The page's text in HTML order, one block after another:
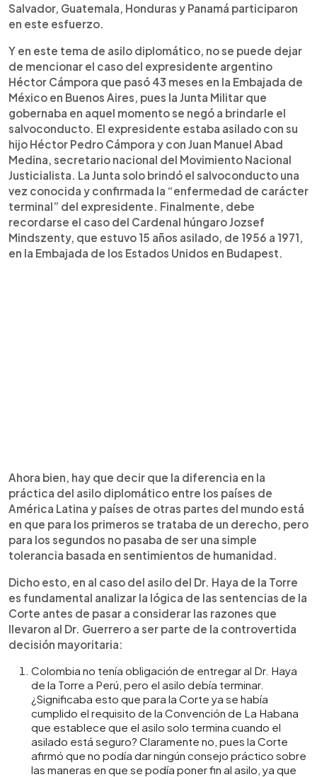
Salvador, Guatemala, Honduras y Panamá participaron
en este esfuerzo.
Y en este tema de asilo diplomático, no se puede dejar
de mencionar el caso del expresidente argentino
Héctor Cámpora que pasó 43 meses en la Embajada de
México en Buenos Aires, pues la Junta Militar que
gobernaba en aquel momento se negó a brindarle el
salvoconducto. El expresidente estaba asilado con su
hijo Héctor Pedro Cámpora y con Juan Manuel Abad
Medina, secretario nacional del Movimiento Nacional
Justicialista. La Junta solo brindó el salvoconducto una
vez conocida y confirmada la “enfermedad de carácter
terminal” del expresidente. Finalmente, debe
recordarse el caso del Cardenal húngaro Jozsef
Mindszenty, que estuvo 15 años asilado, de 1956 a 1971,
en la Embajada de los Estados Unidos en Budapest.
Ahora bien, hay que decir que la diferencia en la
práctica del asilo diplomático entre los países de
América Latina y países de otras partes del mundo está
en que para los primeros se trataba de un derecho, pero
para los segundos no pasaba de ser una simple
tolerancia basada en sentimientos de humanidad.
Dicho esto, en al caso del asilo del Dr. Haya de la Torre
es fundamental analizar la lógica de las sentencias de la
Corte antes de pasar a considerar las razones que
llevaron al Dr. Guerrero a ser parte de la controvertida
decisión mayoritaria:
Colombia no tenía obligación de entregar al Dr. Haya
de la Torre a Perú, pero el asilo debía terminar.
¿Significaba esto que para la Corte ya se había
cumplido el requisito de la Convención de La Habana
que establece que el asilo solo termina cuando el
asilado está seguro? Claramente no, pues la Corte
afirmó que no podía dar ningún consejo práctico sobre
las maneras en que se podía poner fin al asilo, ya que